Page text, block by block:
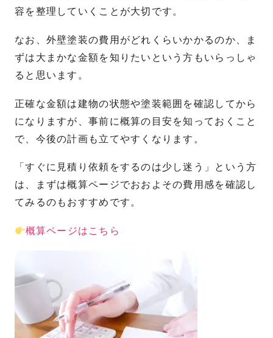
容を整理していくことが大切です。
なお、外壁塗装の費用がどれくらいかかるのか、ま
ずは大まかな金額を知りたいという方もいらっしゃ
ると思います。
正確な金額は建物の状態や塗装範囲を確認してから
になりますが、事前に概算の目安を知っておくこと
で、今後の計画も立てやすくなります。
「すぐに見積り依頼をするのは少し迷う」という方
は、まずは概算ページでおおよその費用感を確認し
てみるのもおすすめです。
概算ページはこちら